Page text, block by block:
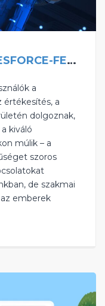
MIÉRT SZERETIK A SALESFORCE-FELHASZNÁLÓK A CUSTOMER INTELLIGENCE-T?
a
értékesítés, a
dolgoznak,
kiváló
múlik – a
szoros
de szakmai
emberek